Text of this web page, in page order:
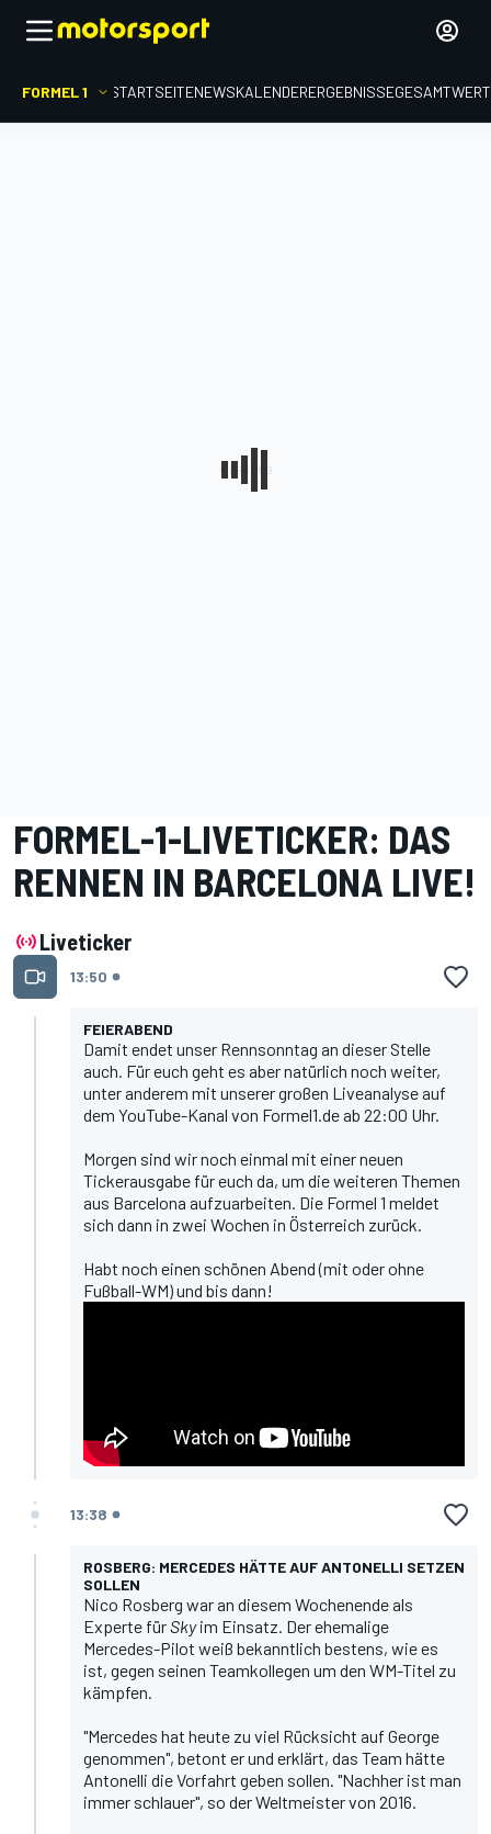
FORMEL 1 STARTSEITENEWSKALENDERERGEBNISSE
FORMEL-1-LIVETICKER: DAS
RENNEN IN BARCELONA LIVE!
Liveticker
13:50
FEIERABEND
Damit endet unser Rennsonntag an dieser Stelle
auch. Für euch geht es aber natürlich noch weiter,
unter anderem mit unserergroßen Liveanalyse auf
dem YouTube-Kanal von Formel1.deab 22:00 Uhr.
Morgen sind wir noch einmal mit einer neuen
Tickerausgabe für euch da, um die weiteren Themen
aus Barcelona aufzuarbeiten. Die Formel 1 meldet
sich dann in zwei Wochen in Österreich zurück.
Habt noch einen schönen Abend (mit oder ohne
Fußball-WM) und bis dann!
13:38
ROSBERG: MERCEDES HÄTTE AUF ANTONELLI SETZEN
SOLLEN
Nico Rosberg war an diesem Wochenende als
Experte fürSkyim Einsatz. Der ehemalige
Mercedes-Pilot weiß bekanntlich bestens, wie es
ist, gegen seinen Teamkollegen um den WM-Titel zu
kämpfen.
"Mercedes hat heute zu viel Rücksicht auf George
genommen", betont er und erklärt, das Team hätte
Antonelli die Vorfahrt geben sollen. "Nachher ist man
immer schlauer", so der Weltmeister von 2016.